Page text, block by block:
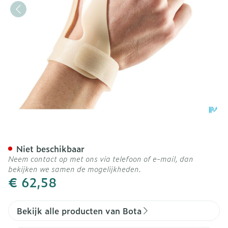
€ 62,58
Niet beschikbaar
Neem contact op met ons via telefoon of e-mail, dan
bekijken we samen de mogelijkheden.
Bekijk alle producten van Bota